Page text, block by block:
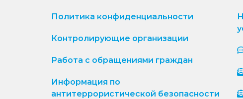
Политика конфиденциальности
Контролирующие организации
Работа с обращениями граждан
Информация по
антитеррористической безопасности